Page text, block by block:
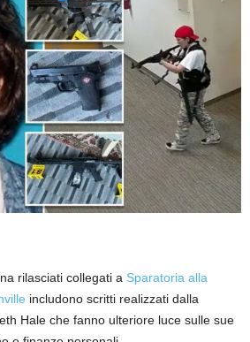
rilasciati collegati a Sparatoria alla
includono scritti realizzati dalla
Hale che fanno ulteriore luce sulle sue